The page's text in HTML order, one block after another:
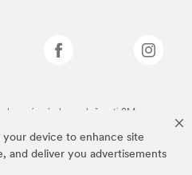
your device to enhance site
and deliver you advertisements
známky spoločnosti 3M.